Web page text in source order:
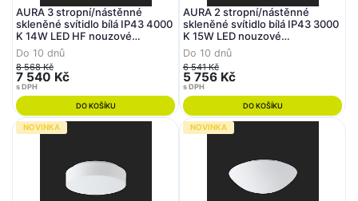
AURA 3 stropní/nástěnné
skleněné svítidlo bílá IP43 4000
K 14W LED HF nouzové
kombinované 3 h (původní kód
OS 59518) - OSMONT
Do 10 dnů
8 568 Kč
7 540 Kč
s DPH
DO KOŠÍKU
AURA 2 stropní/nástěnné
skleněné svítidlo bílá IP43 3000
K 15W LED nouzové
kombinované 3 h (původní kód
OS 59008) - OSMONT
Do 10 dnů
6 541 Kč
5 756 Kč
s DPH
DO KOŠÍKU
NOVINKA NOVINKA